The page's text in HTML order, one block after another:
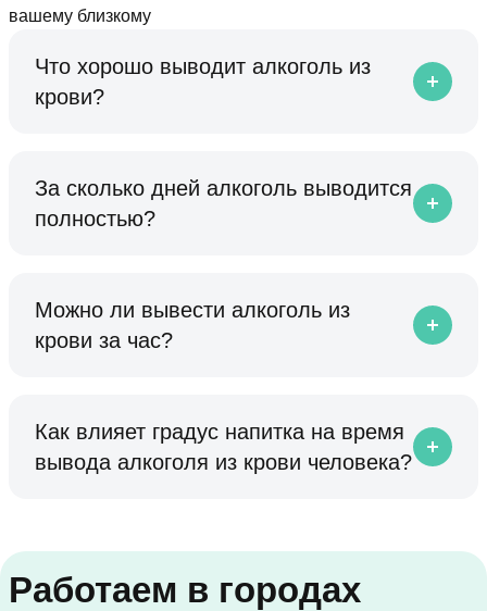
вашему близкому
Что хорошо выводит алкоголь из
крови?
За сколько дней алкоголь выводится
полностью?
Можно ли вывести алкоголь из
крови за час?
Как влияет градус напитка на время
вывода алкоголя из крови человека?
Работаем в городах